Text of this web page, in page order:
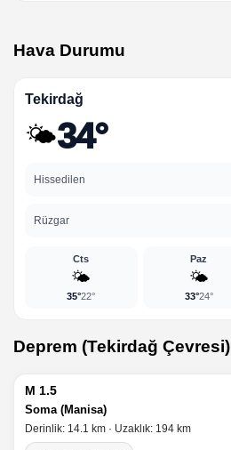
Hava Durumu
Tekirdağ
🌤️34°
Hissedilen
Rüzgar
Cts
🌤️
35°22°
Paz
🌤️
33°24°
Deprem (Tekirdağ Çevresi)
M 1.5
Soma (Manisa)
Derinlik: 14.1 km · Uzaklık: 194 km